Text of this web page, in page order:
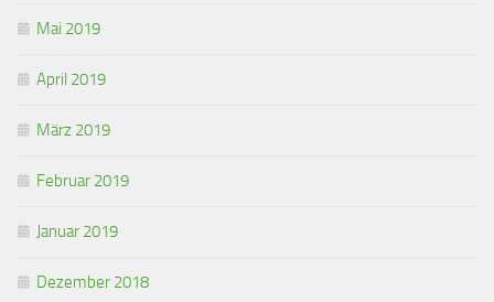
Mai 2019
April 2019
März 2019
Februar 2019
Januar 2019
Dezember 2018